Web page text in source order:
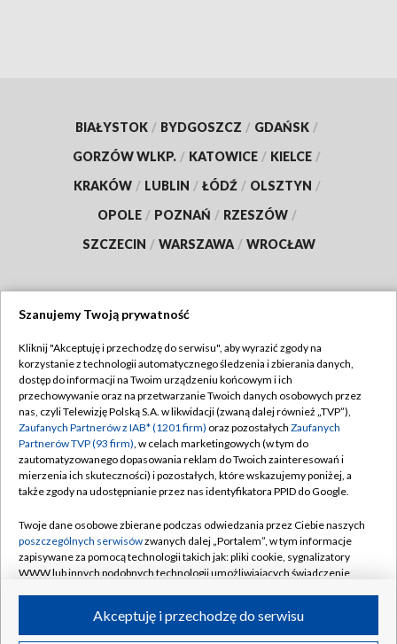
BIAŁYSTOK / BYDGOSZCZ / GDAŃSK /
GORZÓW WLKP. / KATOWICE / KIELCE /
KRAKÓW / LUBLIN / ŁÓDŹ / OLSZTYN /
OPOLE / POZNAŃ / RZESZÓW /
SZCZECIN / WARSZAWA / WROCŁAW
TVP
Abonament TVP
Emisja w TVP
Centrum informacji TVP
Naziemna Telewizja Cyfrowa
Rada Programowa
System NOS
Informacje o nadawcy
Program dla prasy
Regulamin TVP
Polityka prywatności
Moje zgody
Pomoc
Kontakt
Kanały
Szanujemy Twoją prywatność
Kliknij "Akceptuję i przechodzę do serwisu", aby wyrazić zgody na
korzystanie z technologii automatycznego śledzenia i zbierania danych,
dostęp do informacji na Twoim urządzeniu końcowym i ich
przechowywanie oraz na przetwarzanie Twoich danych osobowych przez
nas, czyli Telewizję Polską S.A. w likwidacji (zwaną dalej również „TVP”),
Zaufanych Partnerów z IAB* (1201 firm) oraz pozostałych Zaufanych
Partnerów TVP (93 firm), w celach marketingowych (w tym do
zautomatyzowanego dopasowania reklam do Twoich zainteresowań i
mierzenia ich skuteczności) i pozostałych, które wskazujemy poniżej, a
także zgody na udostępnianie przez nas identyfikatora PPID do Google.
Twoje dane osobowe zbierane podczas odwiedzania przez Ciebie naszych
poszczególnych serwisówzwanych dalej „Portalem”, w tym informacje
zapisywane za pomocą technologii takich jak: pliki cookie, sygnalizatory
WWW lub innych podobnych technologii umożliwiających świadczenie
ruchu w Internecie.Akceptuję i przechodzę do serwisu